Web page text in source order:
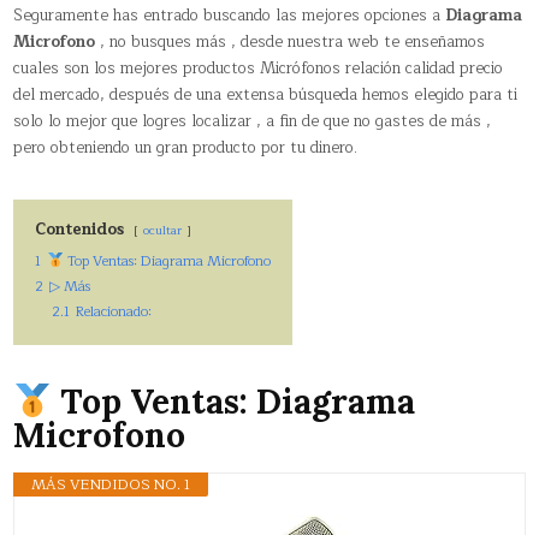
Seguramente has entrado buscando las mejores opciones a Diagrama
Microfono , no busques más , desde nuestra web te enseñamos
cuales son los mejores productos Micrófonos relación calidad precio
del mercado, después de una extensa búsqueda hemos elegido para ti
solo lo mejor que logres localizar , a fin de que no gastes de más ,
pero obteniendo un gran producto por tu dinero.
Contenidos ocultar
1
Top Ventas: Diagrama Microfono
2 ▷ Más
2.1 Relacionado:
Top Ventas: Diagrama
Microfono
MÁS VENDIDOS NO. 1